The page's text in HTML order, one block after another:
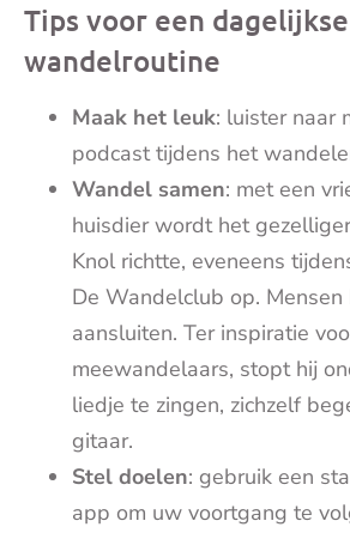
Tips voor een dagelijkse
wandelroutine
Maak het leuk: luister naar
podcast tijdens het
Wandel samen: met een
huisdier wordt het
Knol richtte, eveneens
De Wandelclub op.
aansluiten. Ter inspiratie
meewandelaars, stopt hij
liedje te zingen, zichzelf
gitaar.
Stel doelen: gebruik een
app om uw voortgang te